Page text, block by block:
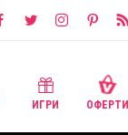
ИГРИ ОФЕРТИ